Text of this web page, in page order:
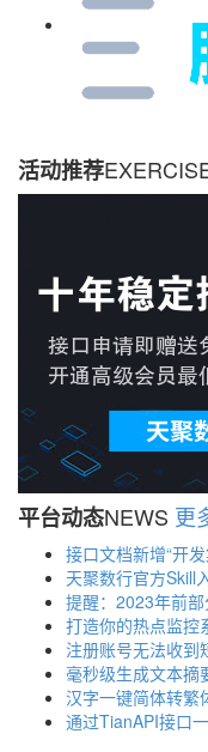
活动推荐
平台动态NEWS 更
接口文档新增“开
天聚数行官方Skill
提醒：2023年前
打造你的热点监控
注册账号无法收到
毫秒级生成文本摘
汉字一键简体转繁
通过TianAPI接口